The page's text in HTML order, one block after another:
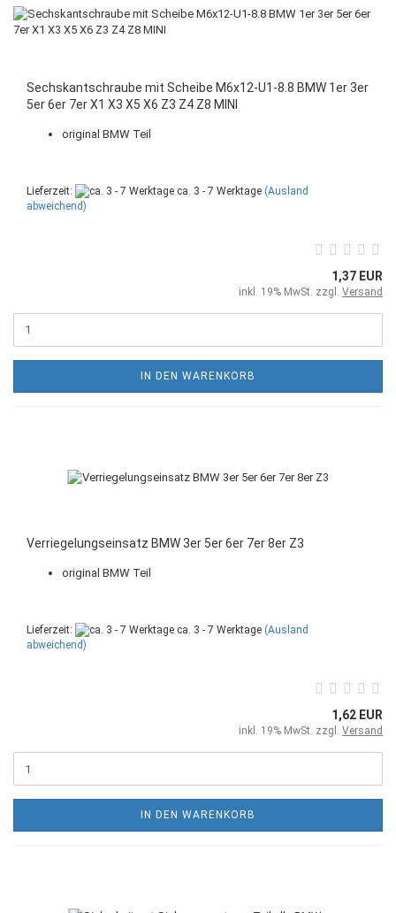
Sechskantschraube mit Scheibe M6x12-U1-8.8 BMW 1er 3er
5er 6er 7er X1 X3 X5 X6 Z3 Z4 Z8 MINI
original BMW Teil
Lieferzeit: ca. 3 - 7 Werktage (Ausland
abweichend)
1,37 EUR
inkl. 19% MwSt. zzgl. Versand
IN DEN WARENKORB
Verriegelungseinsatz BMW 3er 5er 6er 7er 8er Z3
original BMW Teil
Lieferzeit: ca. 3 - 7 Werktage (Ausland
abweichend)
1,62 EUR
inkl. 19% MwSt. zzgl. Versand
IN DEN WARENKORB